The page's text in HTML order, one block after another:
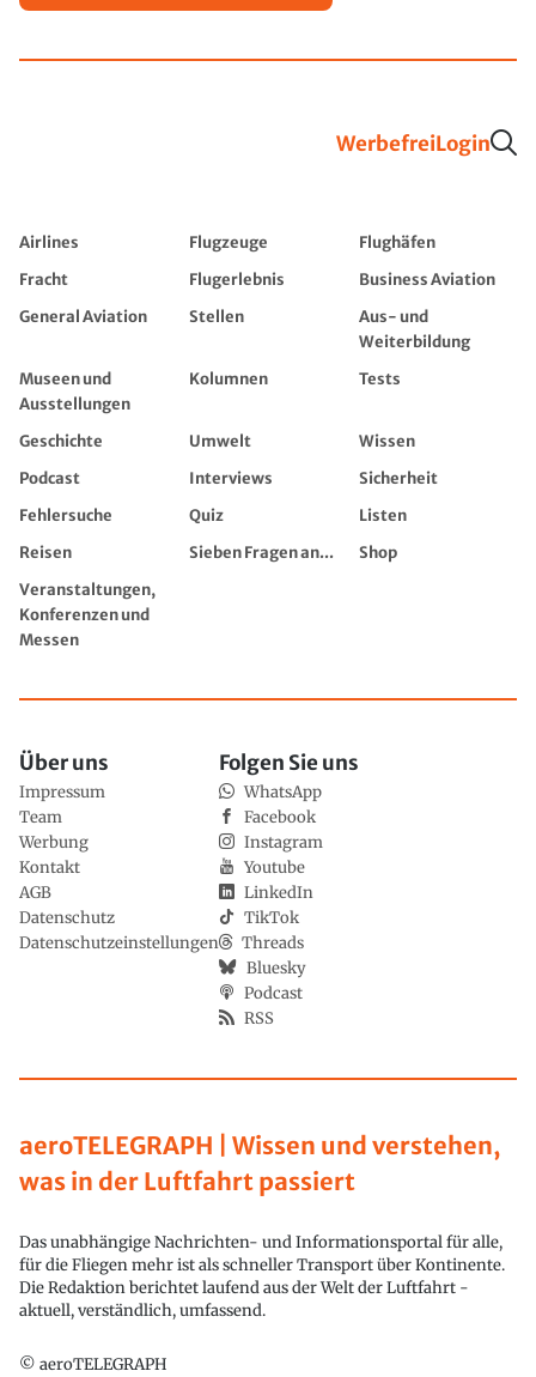
WerbefreiLogin
Airlines Flugzeuge
Flughäfen
Fracht
Flugerlebnis
Business Aviation
General Aviation
Stellen
Aus- und
Weiterbildung
Museen und
Ausstellungen
Kolumnen Tests
Geschichte Umwelt
Wissen
Podcast
Interviews
Sicherheit
Fehlersuche
Quiz
Listen
Reisen
Sieben Fragen an...
Shop
Veranstaltungen,
Konferenzen und
Messen
aeroTELEGRAPH | Wissen und verstehen,
was in der Luftfahrt passiert
Das unabhängige Nachrichten- und Informationsportal für alle,
für die Fliegen mehr ist als schneller Transport über Kontinente.
Die Redaktion berichtet laufend aus der Welt der Luftfahrt -
aktuell, verständlich, umfassend.
© aeroTELEGRAPH
Über uns
Impressum
Team
Werbung
Kontakt
AGB
Datenschutz
Datenschutzeinstellungen
Folgen Sie uns
WhatsApp
Facebook
Instagram
Youtube
LinkedIn
TikTok
Threads
Bluesky
Podcast
RSS